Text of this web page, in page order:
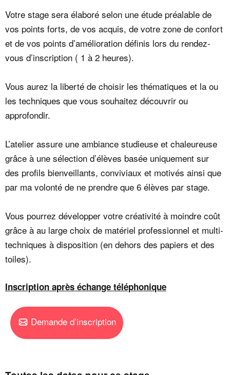
Votre stage sera élaboré selon une étude préalable de
vos points forts, de vos acquis, de votre zone de confort
et de vos points d’amélioration définis lors du rendez-
vous d’inscription ( 1 à 2 heures).
Vous aurez la liberté de choisir les thématiques et la ou
les techniques que vous souhaitez découvrir ou
approfondir.
L’atelier assure une ambiance studieuse et chaleureuse
grâce à une sélection d’élèves basée uniquement sur
des profils bienveillants, conviviaux et motivés ainsi que
par ma volonté de ne prendre que 6 élèves par stage.
Vous pourrez développer votre créativité à moindre coût
grâce à au large choix de matériel professionnel et multi-
techniques à disposition (en dehors des papiers et des
toiles).
Inscription après échange téléphonique
Demande d’inscription